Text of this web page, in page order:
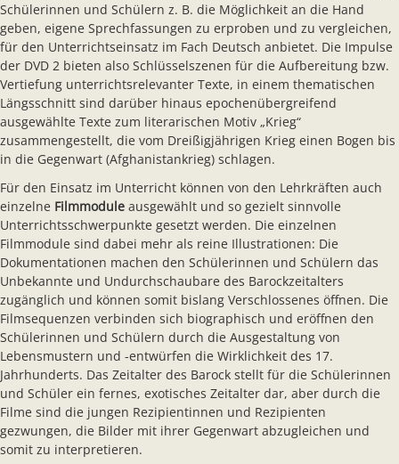
Schülerinnen und Schülern z. B. die Möglichkeit an die Hand
geben, eigene Sprechfassungen zu erproben und zu vergleichen,
für den Unterrichtseinsatz im Fach Deutsch anbietet. Die Impulse
der DVD 2 bieten also Schlüsselszenen für die Aufbereitung bzw.
Vertiefung unterrichtsrelevanter Texte, in einem thematischen
Längsschnitt sind darüber hinaus epochenübergreifend
ausgewählte Texte zum literarischen Motiv „Krieg“
zusammengestellt, die vom Dreißigjährigen Krieg einen Bogen bis
in die Gegenwart (Afghanistankrieg) schlagen.
Für den Einsatz im Unterricht können von den Lehrkräften auch
einzelne Filmmodule ausgewählt und so gezielt sinnvolle
Unterrichtsschwerpunkte gesetzt werden. Die einzelnen
Filmmodule sind dabei mehr als reine Illustrationen: Die
Dokumentationen machen den Schülerinnen und Schülern das
Unbekannte und Undurchschaubare des Barockzeitalters
zugänglich und können somit bislang Verschlossenes öffnen. Die
Filmsequenzen verbinden sich biographisch und eröffnen den
Schülerinnen und Schülern durch die Ausgestaltung von
Lebensmustern und -entwürfen die Wirklichkeit des 17.
Jahrhunderts. Das Zeitalter des Barock stellt für die Schülerinnen
und Schüler ein fernes, exotisches Zeitalter dar, aber durch die
Filme sind die jungen Rezipientinnen und Rezipienten
gezwungen, die Bilder mit ihrer Gegenwart abzugleichen und
somit zu interpretieren.